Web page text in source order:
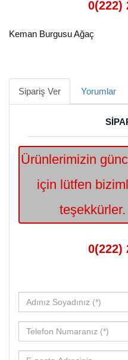
0(222)
Keman Burgusu Ağaç
Sipariş Ver Yorumlar
Ürünlerimizin
için lütfen
teşekkürler.
0(222)